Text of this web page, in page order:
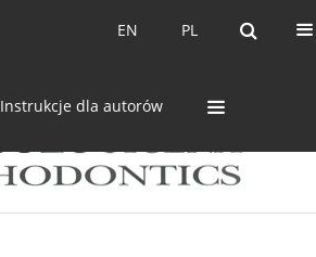
PL
EN PL
EN
Instrukcje dla autorów